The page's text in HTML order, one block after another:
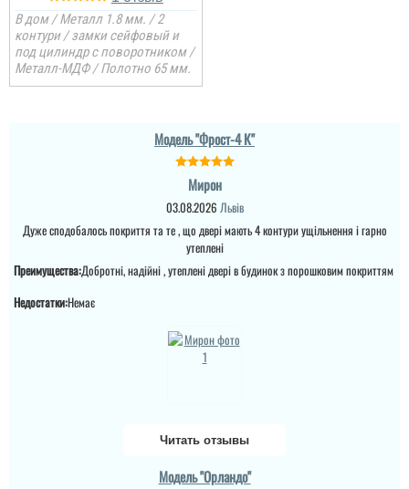
В дом / Металл 1.8 мм. / 2
контури / замки сейфовый и
под цилиндр с поворотником /
Металл-МДФ / Полотно 65 мм.
Модель "Фрост-4 К"
Мирон
03.08.2026 Львів
Дуже сподобалось покриття та те , що двері мають 4 контури ущільнення і гарно
утеплені
Преимущества:Добротні, надійні , утеплені двері в будинок з порошковим покриттям
Недостатки:Немає
Читать отзывы
Модель "Орландо"